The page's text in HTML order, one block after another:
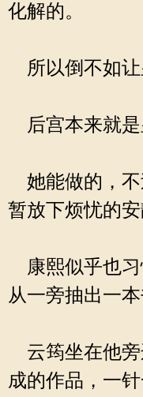
化解的。
所以倒不如让
后宫本来就是
她能做的，不
暂放下烦忧的安
康熙似乎也习
从一旁抽出一本
云筠坐在他旁
成的作品，一